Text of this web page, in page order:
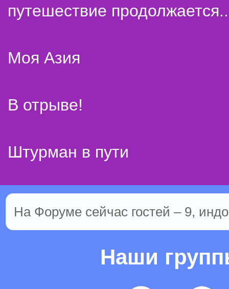
путешествие
Моя Азия
В отрыве!
Штурман в пути
На Форуме сейчас гостей – 9,
Наши